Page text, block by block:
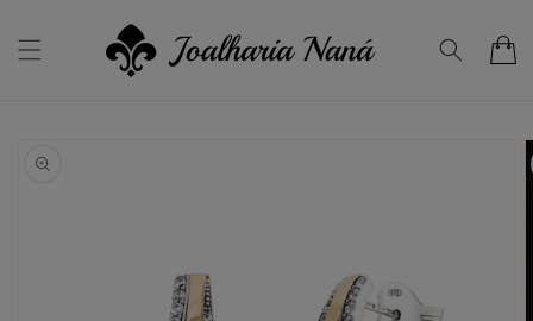
conteúdo
Carrinho
informação